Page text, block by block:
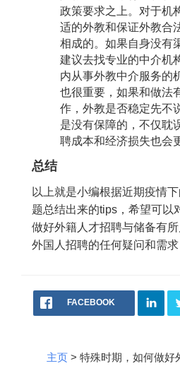
政策要求之上。对于机
适的外教和保证外教合
相成的。如果自身没有
建议去找专业的中介机
内从事外教中介服务的
也很重要，如果和做法
作，外教是否稳定先不
是没有保障的，不仅耽
聘成本和经济损失也会
总结
以上就是小编根据近期疫情
题总结出来的tips，希望可以
做好外籍人才招聘与储备有
外国人招聘的任何疑问和需求
FACEBOOK
主页 > 特殊时期，如何做好